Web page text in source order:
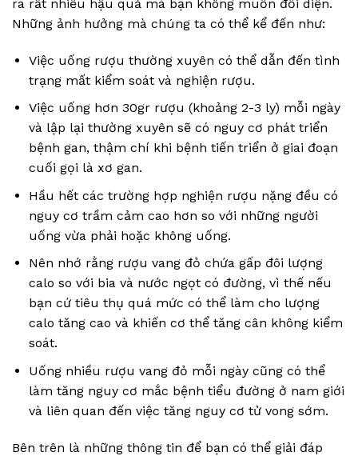
ra rất nhiều hậu quả mà bạn không muốn đối diện.
Những ảnh hưởng mà chúng ta có thể kể đến như:
Việc uống rượu thường xuyên có thể dẫn đến tình
trạng mất kiểm soát và nghiện rượu.
Việc uống hơn 30gr rượu (khoảng 2-3 ly) mỗi ngày
và lập lại thường xuyên sẽ có nguy cơ phát triển
bệnh gan, thậm chí khi bệnh tiến triển ở giai đoạn
cuối gọi là xơ gan.
Hầu hết các trường hợp nghiện rượu nặng đều có
nguy cơ trầm cảm cao hơn so với những người
uống vừa phải hoặc không uống.
Nên nhớ rằng rượu vang đỏ chứa gấp đôi lượng
calo so với bia và nước ngọt có đường, vì thế nếu
bạn cứ tiêu thụ quá mức có thể làm cho lượng
calo tăng cao và khiến cơ thể tăng cân không kiểm
soát.
Uống nhiều rượu vang đỏ mỗi ngày cũng có thể
làm tăng nguy cơ mắc bệnh tiểu đường ở nam giới
và liên quan đến việc tăng nguy cơ tử vong sớm.
Bên trên là những thông tin để bạn có thể giải đáp